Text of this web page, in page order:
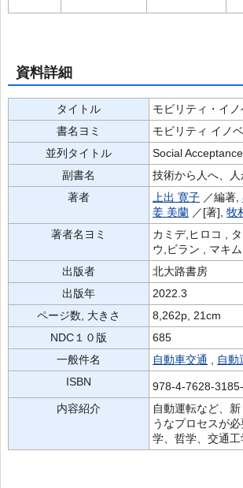
資料詳細
タイトル
モビリティ・イ
書名ヨミ
モビリティ イノ
並列タイトル
Social
副書名
技術から人へ、
著者
上出 寛子 ／編著,
姜 美蘭 ／[著], 牧
著者名ヨミ
カミデ,ヒロコ ,
ウ,ビラン , マキ
出版者
北大路書房
出版年
2022.3
ページ数, 大きさ
8,262p, 21cm
NDC１０版
685
一般件名
自動車交通 自動
ISBN
978-4-7628-
内容紹介
自動運転など、
うなプロセスが
学、哲学、交通